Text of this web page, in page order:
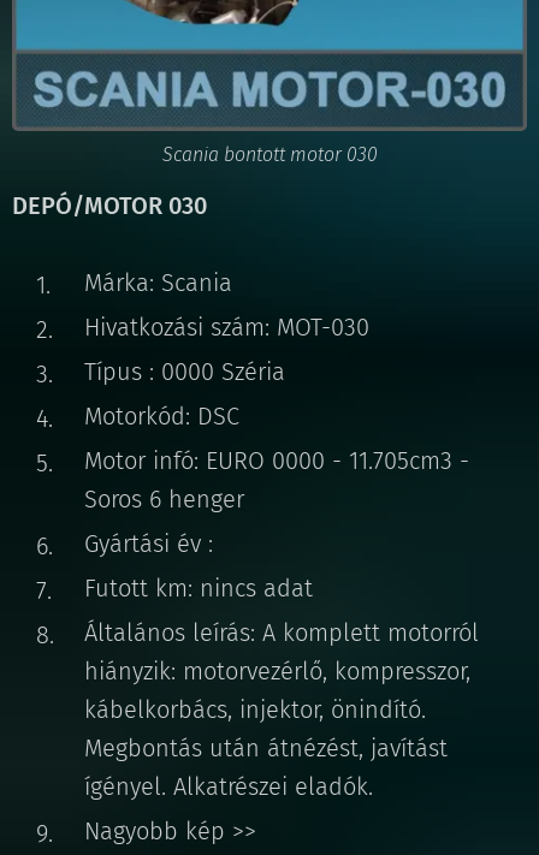
Scania bontott motor 030
DEPÓ/MOTOR 030
Márka: Scania
Hivatkozási szám: MOT-030
Típus : 0000 Széria
Motorkód: DSC
Motor infó: EURO 0000 - 11.705cm3 -
Soros 6 henger
Gyártási év :
Futott km: nincs adat
Általános leírás: A komplett motorról
hiányzik: motorvezérlő, kompresszor,
kábelkorbács, injektor, önindító.
Megbontás után átnézést, javítást
ígényel. Alkatrészei eladók.
Nagyobb kép >>